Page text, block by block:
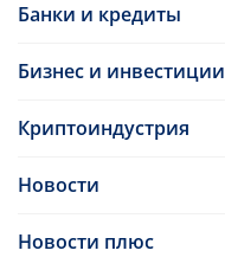
Банки и кредиты
Бизнес и инвестиции
Криптоиндустрия
Новости
Новости плюс